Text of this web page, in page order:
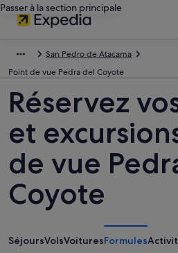
Passer à la section principale
San Pedro de Atacama
Point de vue Pedra del Coyote
Réservez
et
de vue
Coyote
SéjoursVolsVoituresFormules